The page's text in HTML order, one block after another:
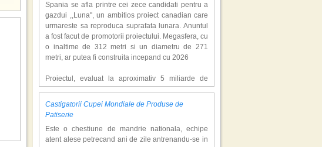
Hotel Croatia
reduceri de sezon, zbor din Bucuresti
Spania se afla printre cei zece candidati pentru a
gazdui ,,Luna'', un ambitios proiect canadian care
urmareste sa reproduca suprafata lunara. Anuntul
a fost facut de promotorii proiectului. Megasfera, cu
o inaltime de 312 metri si un diametru de 271
metri, ar putea fi construita incepand cu 2026
Proiectul, evaluat la aproximativ 5 miliarde de
dolari, include un complex de 200 de hectare, cu
hoteluri, facilitati de recreere si zone rezidentiale.
Conceptul depaseste ideea unui simplu hotel
milioane de turisti anual. �Luna� ar putea deveni
o atractie de top, 2,5 milioane de vizitatori fiind
Castigatorii Cupei Mondiale de Produse de
Patiserie
Este o chestiune de mandrie nationala, echipe
atent alese petrecand ani de zile antrenandu-se in